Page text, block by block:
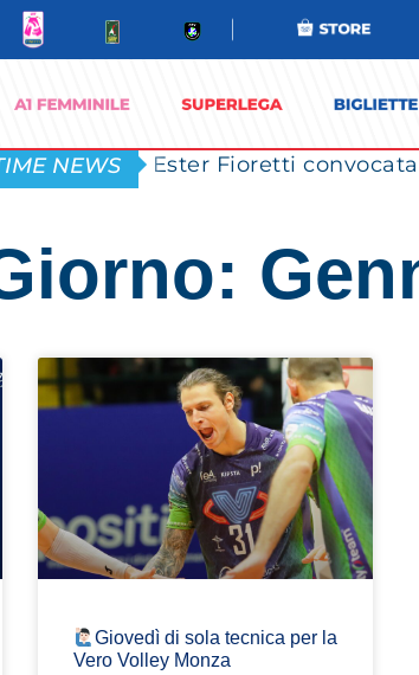
NEWS Ester Fioretti
Giovedì di sola tecnica per la
Vero Volley Monza